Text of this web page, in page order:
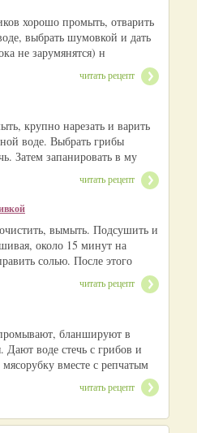
хорошо промыть, отварить
выбрать шумовкой и дать
не зарумянятся) н
читать рецепт
крупно нарезать и варить
воде. Выбрать грибы
Затем запанировать в му
читать рецепт
вымыть. Подсушить и
около 15 минут на
солью. После этого
читать рецепт
бланшируют в
воде стечь с грибов и
вместе с репчатым
читать рецепт